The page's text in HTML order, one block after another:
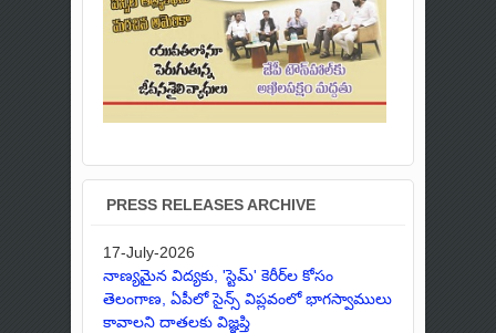
PRESS RELEASES ARCHIVE
17-July-2026
నాణ్యమైన విద్యకు, 'స్టెమ్' కెరీర్‌ల కోసం
తెలంగాణ, ఏపీలో సైన్స్ విప్లవంలో భాగస్వాములు
కావాలని దాతలకు విజ్ఞప్తి